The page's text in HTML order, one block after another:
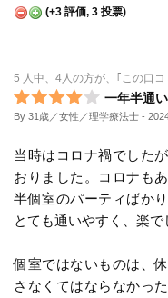
(+3 評価, 3 投票)
5 人中、4人の方が、｢この口コ
一年半通
By 31歳／女性／理学療法士 -
当時はコロナ禍でした
おりました。コロナも
半個室のパーティばか
とても通いやすく、楽で
個室ではないものは、
さなくてはならなかっ